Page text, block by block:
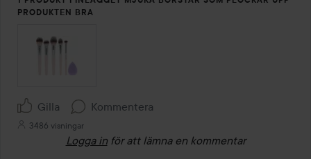
PRODUKTEN BRA
Gilla Kommentera
3486 visningar
Logga in för att lämna en kommentar